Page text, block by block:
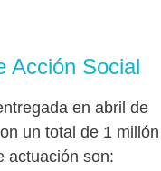
Acción Social
en abril de
un total de 1 millón
actuación son: